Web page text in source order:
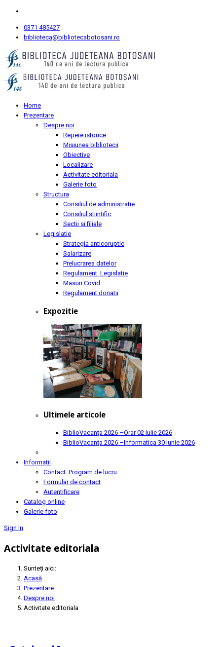
0371 485427
biblioteca@bibliotecabotosani.ro
Home
Prezentare
Despre noi
Repere istorice
Misiunea bibliotecii
Obiective
Localizare
Activitate editoriala
Galerie foto
Structura
Consiliul de administratie
Consiliul stiintific
Sectii si filiale
Legislatie
Strategia anticoruptie
Salarizare
Prelucrarea datelor
Regulament. Legislatie
Masuri Covid
Regulament donatii
Expozitie
Ultimele articole
BiblioVacanța 2026 –Orar02 Iulie 2026
BiblioVacanța 2026 –Informatica 30 Iunie 2026
Informatii
Contact. Program de lucru
Formular de contact
Autentificare
Catalog online
Galerie foto
Sign In
Activitate editoriala
Sunteți aici:
Acasă
Prezentare
Despre noi
Activitate editoriala